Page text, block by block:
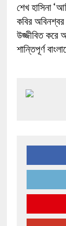
শেখ হাসিনা
কবির
উজ্জীবিত করে
শান্তিপূর্ণ